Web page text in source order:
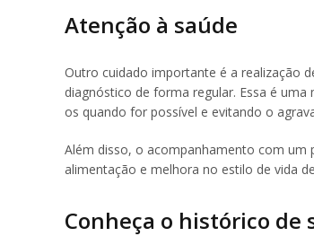
Atenção à saúde
Outro cuidado importante é a realização
diagnóstico de forma regular. Essa é
os quando for possível e evitando o
Além disso, o acompanhamento com um
alimentação e melhora no estilo de vida
Conheça o histórico de